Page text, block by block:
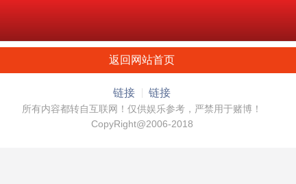
返回网站首页
链接 链接
所有内容都转自互联网！仅供娱乐参考，严禁用于赌博！
CopyRight@2006-2018